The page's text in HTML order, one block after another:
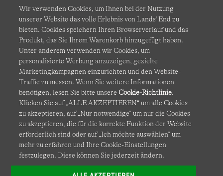
AGB Datenschutz & Sicherheit
Cookies Ich möchte auswählen Barrierefreiheit
Site Map Internationale Websites
Diese Website ist durch reCAPTCHA geschützt. Es gelten die
Datenschutzerklärung undNutzungsbedingungenvon
Google.
Wir verwenden Cookies, um Ihnen bei der Nutzung
unserer Website das volle Erlebnis von Lands' End zu
bieten. Cookies speichern Ihren Browserverlauf und das
Produkt, das Sie Ihrem Warenkorb hinzugefügt haben.
Unter anderem verwenden wir Cookies, um
personalisierte Werbung anzuzeigen, gezielte
Marketingkampagnen einzurichten und den Website-
Traffic zu messen. Wenn Sie weitere Informationen
benötigen, lesen Sie bitte unsereCookie-Richtlinie.
Klicken Sie auf „ALLE AKZEPTIEREN“ um alle Cookies
zu akzeptieren, auf „Nur notwendige“ um nur die Cookies
zu akzeptieren, die für die korrekte Funktion der Website
erforderlich sind oder auf „Ich möchte auswählen“ um
mehr zu erfahren und Ihre Cookie-Einstellungen
festzulegen. Diese können Sie jederzeit ändern.